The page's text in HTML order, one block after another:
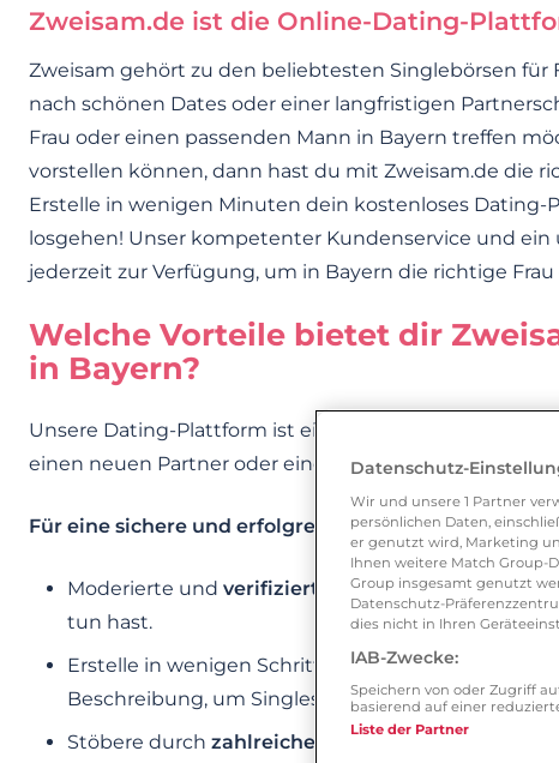
Zweisam.de ist die Online-Dating-
Zweisam gehört zu den beliebtesten Singlebörsen für
nach schönen Dates oder einer langfristigen
Frau oder einen passenden Mann in Bayern treffen
vorstellen können, dann hast du mit Zweisam.de die
Erstelle in wenigen Minuten dein kostenloses Dating-
losgehen! Unser kompetenter Kundenservice und
jederzeit zur Verfügung, um in Bayern die richtige
Welche Vorteile bietet dir
in Bayern?
Unsere Dating-Plattform ist ein beliebter
einen neuen Partner oder eine neue Partnerin finden
Für eine sichere und erfolgreiche Partnersuche
Moderierte und verifizierte Single-Profile , die
tun hast.
Erstelle in wenigen Schritten eindetailliertes
Beschreibung, um Singles auf dich aufmerksam
Stöbere durch zahlreiche Single-Profile
Datenschutz-
Wir und unsere 1 Partner
persönlichen Daten,
er genutzt wird, Marketing
Ihnen weitere Match Group-
Group insgesamt genutzt
Datenschutz-
dies nicht in Ihren
IAB-Zwecke:
Speichern von oder Zugriff
basierend auf einer
Liste der Partner